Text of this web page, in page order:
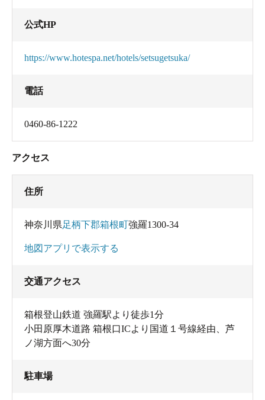
公式HP
https://www.hotespa.net/hotels/setsugetsuka/
電話
0460-86-1222
アクセス
住所
神奈川県足柄下郡箱根町強羅1300-34
地図アプリで表示する
交通アクセス
箱根登山鉄道 強羅駅より徒歩1分
小田原厚木道路 箱根口ICより国道１号線経由、芦
ノ湖方面へ30分
駐車場